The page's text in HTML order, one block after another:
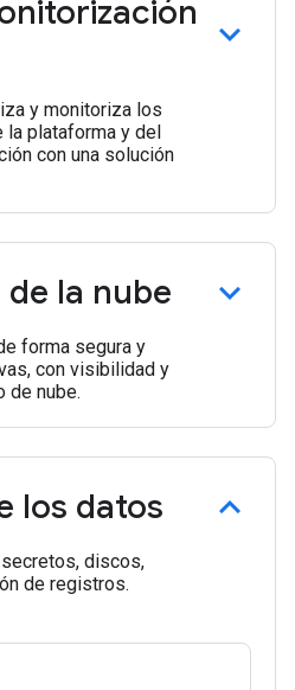
y monitoriza los
plataforma y del
con una solución
la nube
forma segura y
con visibilidad y
de nube.
los datos
discos,
de registros.